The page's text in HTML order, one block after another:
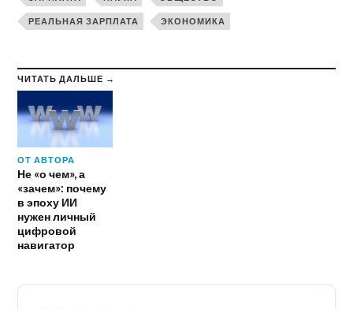
РЕАЛЬНАЯ ЗАРПЛАТА ЭКОНОМИКА
ЧИТАТЬ ДАЛЬШЕ →
ОТ АВТОРА
Не «о чем», а
«зачем»: почему
в эпоху ИИ
нужен личный
цифровой
навигатор